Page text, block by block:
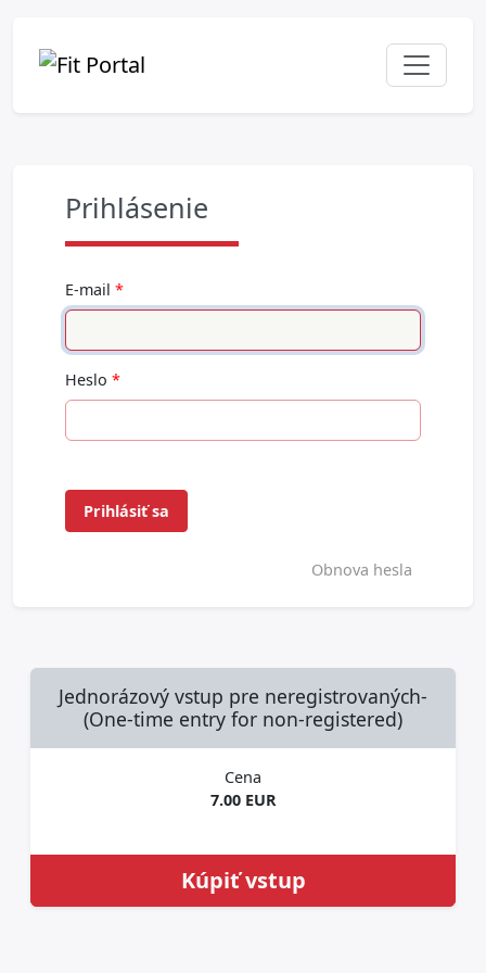
Prihlásenie
E-mail
Heslo
Prihlásiť sa
Obnova hesla
Jednorázový vstup pre neregistrovaných-
(One-time entry for non-registered)
Cena
7.00 EUR
Kúpiť vstup